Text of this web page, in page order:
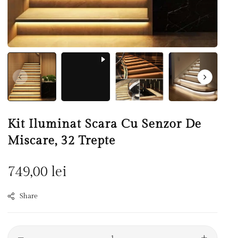
Kit Iluminat Scara Cu Senzor De
Miscare, 32 Trepte
Pret
Normal
749,00 lei
Share